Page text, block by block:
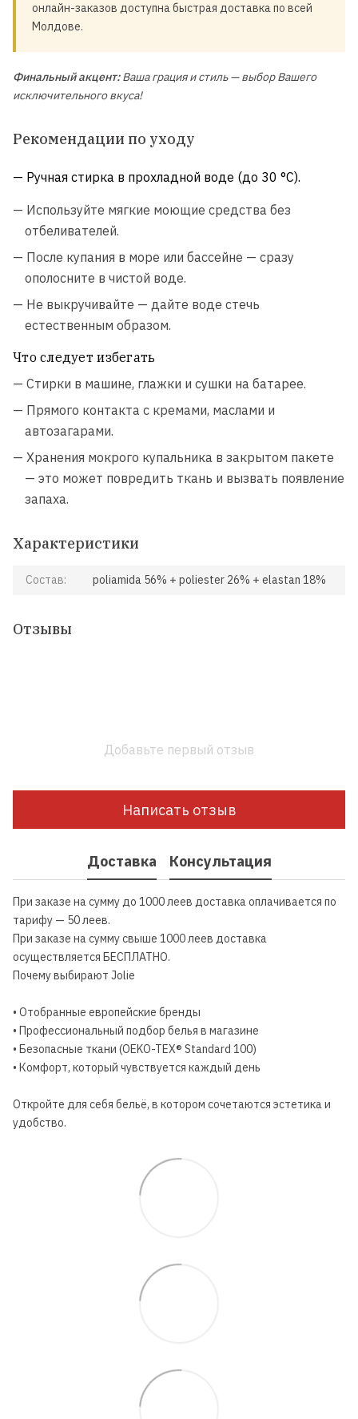
онлайн-заказов доступна быстрая доставка по всей
Молдове.
Финальный акцент:Ваша грация и стиль — выбор Вашего
исключительного вкуса!
Рекомендации по уходу
— Ручная стирка в прохладной воде (до 30 °C).
— Используйте мягкие моющие средства без
отбеливателей.
— После купания в море или бассейне — сразу
ополосните в чистой воде.
— Не выкручивайте — дайте воде стечь
естественным образом.
Что следует избегать
— Стирки в машине, глажки и сушки на батарее.
— Прямого контакта с кремами, маслами и
автозагарами.
— Хранения мокрого купальника в закрытом пакете
— это может повредить ткань и вызвать появление
запаха.
Характеристики
Состав: poliamida 56% + poliester 26% + elastan 18%
Отзывы
Добавьте первый отзыв
Написать отзыв
Доставка Консультация
При заказе на сумму до 1000 леев доставка оплачивается по
тарифу — 50 леев.
При заказе на сумму свыше 1000 леев доставка
осуществляется БЕСПЛАТНО.
Почему выбирают Jolie
• Отобранные европейские бренды
• Профессиональный подбор белья в магазине
• Безопасные ткани (OEKO-TEX® Standard 100)
• Комфорт, который чувствуется каждый день
Откройте для себя бельё, в котором сочетаются эстетика и
удобство.